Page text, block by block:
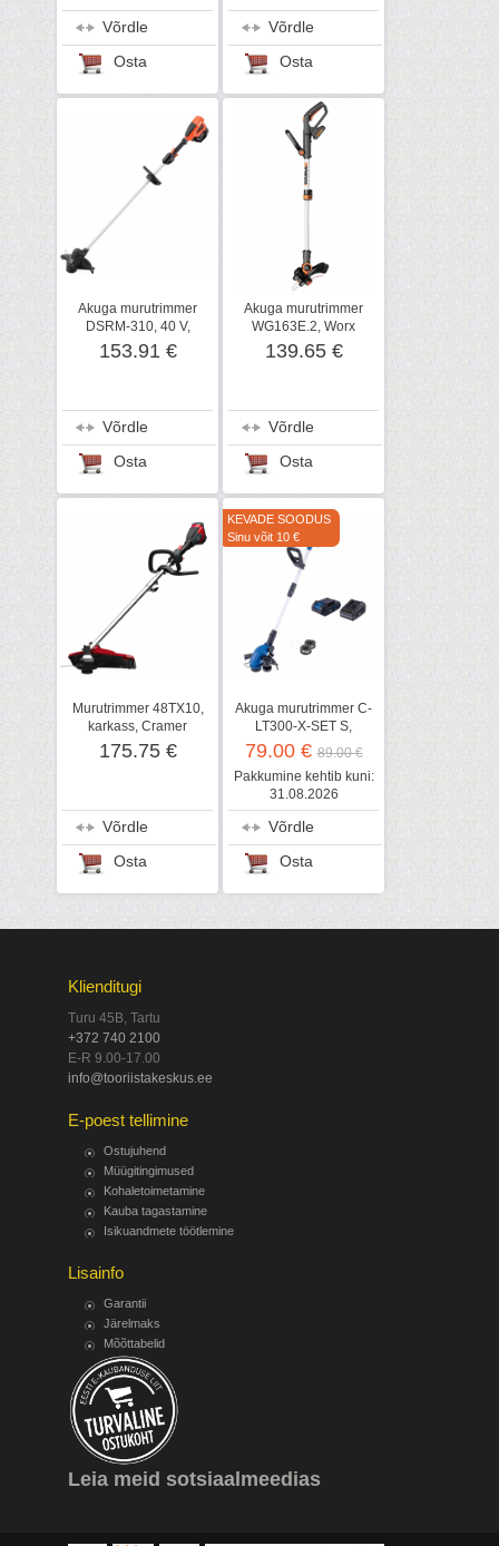
Võrdle
Osta
Võrdle
Osta
Akuga murutrimmer
DSRM-310, 40 V,
karkass, ECHO
153.91 €
Võrdle
Osta
Akuga murutrimmer
WG163E.2, Worx
139.65 €
Võrdle
Osta
Murutrimmer 48TX10,
karkass, Cramer
175.75 €
Võrdle
Osta
KEVADE SOODUS
Sinu võit 10 €
Akuga murutrimmer C-
LT300-X-SET S,
Scheppach
79.00 €89.00 €
Pakkumine kehtib kuni:
31.08.2026
Võrdle
Osta
Klienditugi
Turu 45B, Tartu
+372 740 2100
E-R 9.00-17.00
info@tooriistakeskus.ee
E-poest tellimine
Ostujuhend
Müügitingimused
Kohaletoimetamine
Kauba tagastamine
Isikuandmete töötlemine
Lisainfo
Garantii
Järelmaks
Mõõttabelid
Leia meid sotsiaalmeedias